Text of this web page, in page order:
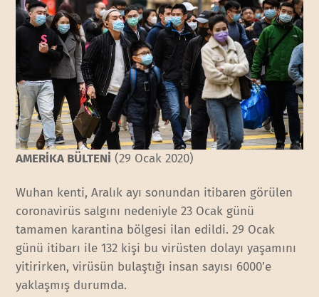
AMERİKA BÜLTENİ (29 Ocak 2020)
Wuhan kenti, Aralık ayı sonundan itibaren görülen
coronavirüs salgını nedeniyle 23 Ocak günü
tamamen karantina bölgesi ilan edildi. 29 Ocak
günü itibarı ile 132 kişi bu virüsten dolayı yaşamını
yitirirken, virüsün bulaştığı insan sayısı 6000’e
yaklaşmış durumda.